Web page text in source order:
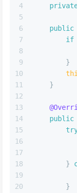
4
5
6
7
8
9
10
11
12
13
14
15
16
17
18
19
20
public
if
        }
    }
public
        }
        }